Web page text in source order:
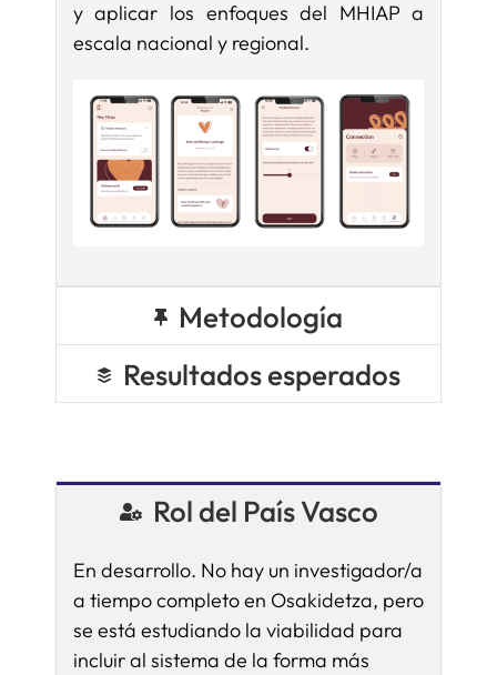
y aplicar los enfoques del MHIAP a
escala nacional y regional.
Metodología
Resultados esperados
Rol del País Vasco
En desarrollo. No hay un investigador/a
a tiempo completo en Osakidetza, pero
se está estudiando la viabilidad para
incluir al sistema de la forma más